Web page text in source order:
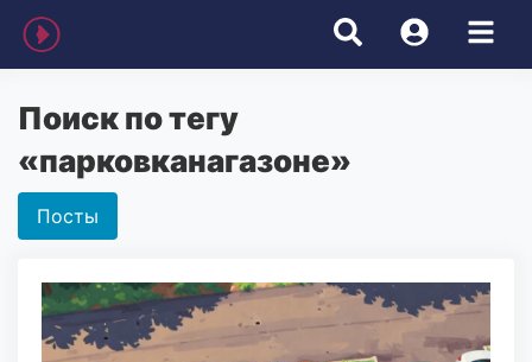
Поиск по тегу
«парковканагазоне»
Посты